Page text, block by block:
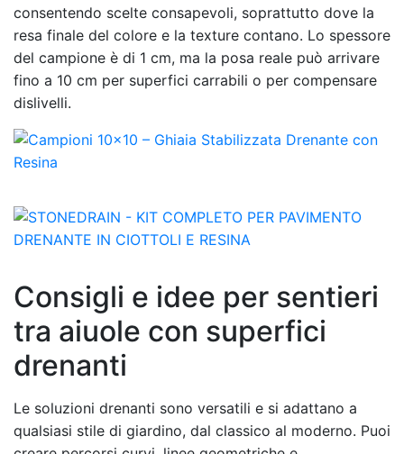
consentendo scelte consapevoli, soprattutto dove la
resa finale del colore e la texture contano. Lo spessore
del campione è di 1 cm, ma la posa reale può arrivare
fino a 10 cm per superfici carrabili o per compensare
dislivelli.
Consigli e idee per sentieri
tra aiuole con superfici
drenanti
Le soluzioni drenanti sono versatili e si adattano a
qualsiasi stile di giardino, dal classico al moderno. Puoi